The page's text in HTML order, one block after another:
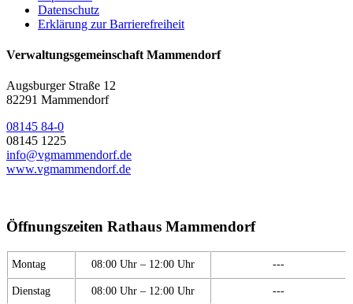
Datenschutz
Erklärung zur Barrierefreiheit
Verwaltungsgemeinschaft Mammendorf
Augsburger Straße 12
82291 Mammendorf
08145 84-0
08145 1225
info@vgmammendorf.de
www.vgmammendorf.de
Öffnungszeiten Rathaus Mammendorf
Montag 08:00 Uhr – 12:00 Uhr ---
Dienstag 08:00 Uhr – 12:00 Uhr ---